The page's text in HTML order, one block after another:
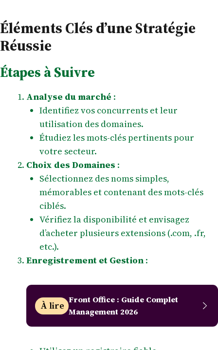
Éléments Clés d’une Stratégie
Réussie
Étapes à Suivre
Analyse du marché :
Identifiez vos concurrents et leur
utilisation des domaines.
Étudiez les mots-clés pertinents pour
votre secteur.
Choix des Domaines :
Sélectionnez des noms simples,
mémorables et contenant des mots-clés
ciblés.
Vérifiez la disponibilité et envisagez
d’acheter plusieurs extensions (.com, .fr,
etc.).
Enregistrement et Gestion :
À lire Front Office : Guide Complet
Management 2026